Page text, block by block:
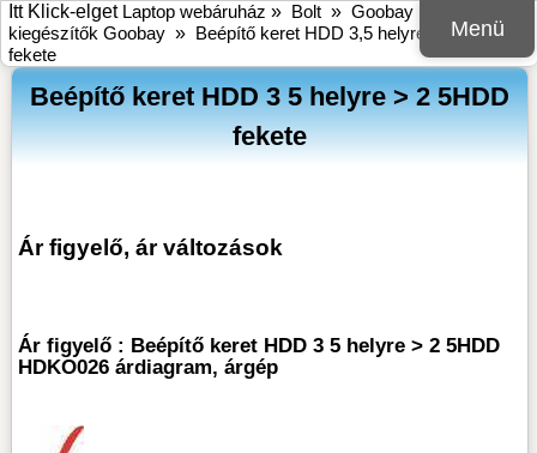
Menü
Itt Klick-elget Laptop webáruház » Bolt » Goobay
kiegészítők Goobay » Beépítő keret HDD 3,5 helyre > 2,5HDD
fekete
Beépítő keret HDD 3 5 helyre > 2 5HDD
fekete
Ár figyelő, ár változások
Ár figyelő : Beépítő keret HDD 3 5 helyre > 2 5HDD
HDKO026 árdiagram, árgép